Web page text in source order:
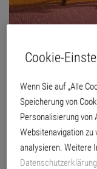
Teilnehmer der
Wohnen untergebracht,
Haupthaus auf dem
Es ist ein Ort der
Erkenntnisse des Tages
auch
Cookie-
Wenn Sie auf „Alle
Speicherung von
Personalisierung von
Websitenavigation zu
analysieren. Weitere
Datenschutzerklärung